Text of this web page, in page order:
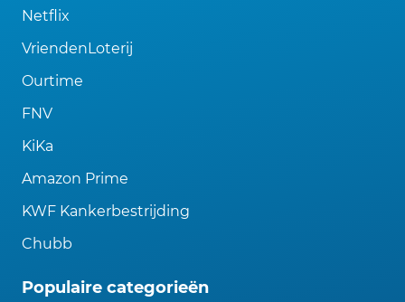
Netflix
VriendenLoterij
Ourtime
FNV
KiKa
Amazon Prime
KWF Kankerbestrijding
Chubb
Populaire categorieën